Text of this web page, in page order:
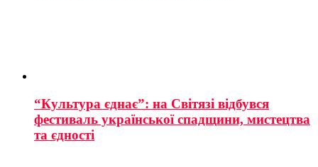
“Культура єднає”: на Світязі відбувся
фестиваль української спадщини, мистецтва
та єдності